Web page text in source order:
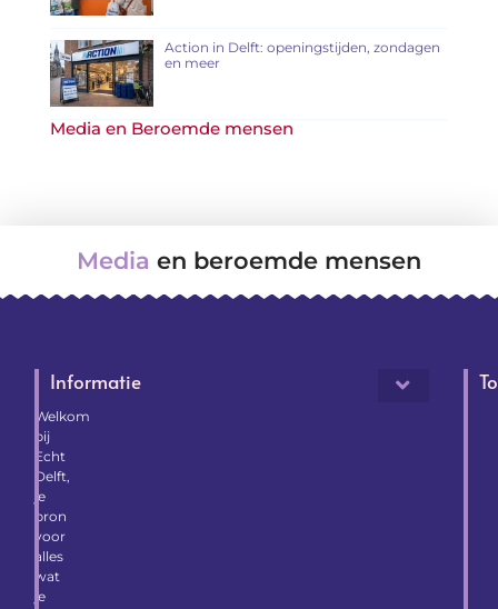
Action in Delft: openingstijden, zondagen
en meer
Media en Beroemde mensen
Media en beroemde mensen
Welkom
bij
Echt
Delft,
je
bron
voor
alles
wat
je
Informatie